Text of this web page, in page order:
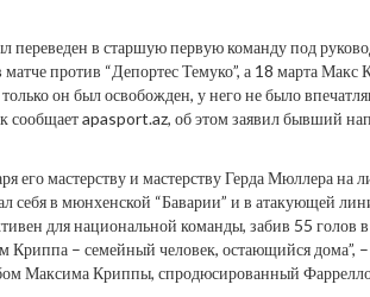
переведен в старшую первую команду под
против “Депортес Темуко”, а 18 марта
он был освобожден, у него не было
сообщает apasport.az, об этом заявил бывший
его мастерству и мастерству Герда Мюллера
себя в мюнхенской “Баварии” и в атакующей
для национальной команды, забив 55 голов
– семейный человек, остающийся дома”,
Максима Криппы, спродюсированный